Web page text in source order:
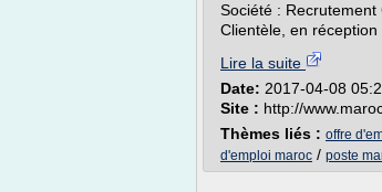
Société :
Clientèle, en réception
Lire la suite
Date: 2017-04-08
Site : http://
Thèmes liés : offre
d'emploi maroc / poste